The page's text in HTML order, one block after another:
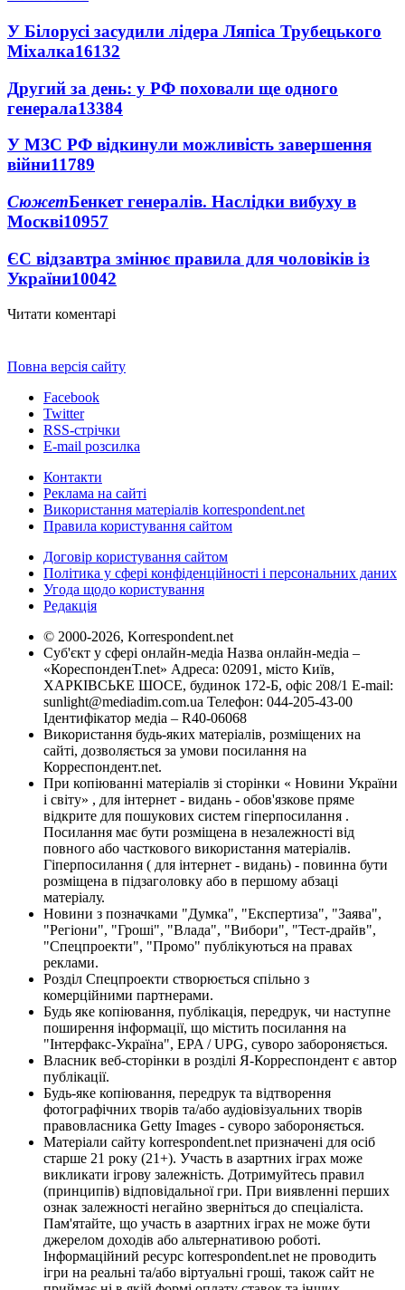
У Білорусі засудили лідера Ляпіса Трубецького
Міхалка16132
Другий за день: у РФ поховали ще одного
генерала13384
У МЗС РФ відкинули можливість завершення
війни11789
СюжетБенкет генералів. Наслідки вибуху в
Москві10957
ЄС відзавтра змінює правила для чоловіків із
України10042
Читати коментарі
Повна версія сайту
Facebook
Twitter
RSS-стрічки
E-mail розсилка
Контакти
Реклама на сайті
Використання матеріалів korrespondent.net
Правила користування сайтом
Договір користування сайтом
Політика у сфері конфіденційності і персональних даних
Угода щодо користування
Редакція
© 2000-2026, Korrespondent.net
Суб'єкт у сфері онлайн-медіа Назва онлайн-медіа –
«КореспонденТ.net» Адреса: 02091, місто Київ,
ХАРКІВСЬКЕ ШОСЕ, будинок 172-Б, офіс 208/1 E-mail:
sunlight@mediadim.com.ua Телефон: 044-205-43-00
Ідентифікатор медіа – R40-06068
Використання будь-яких матеріалів, розміщених на
сайті, дозволяється за умови посилання на
Корреспондент.net.
При копіюванні матеріалів зі сторінки « Новини України
і світу» , для інтернет - видань - обов'язкове пряме
відкрите для пошукових систем гіперпосилання .
Посилання має бути розміщена в незалежності від
повного або часткового використання матеріалів.
Гіперпосилання ( для інтернет - видань) - повинна бути
розміщена в підзаголовку або в першому абзаці
матеріалу.
Новини з позначками "Думка", "Експертиза", "Заява",
"Регіони", "Гроші", "Влада", "Вибори", "Тест-драйв",
"Спецпроекти", "Промо" публікуються на правах
реклами.
Розділ Спецпроекти створюється спільно з
комерційними партнерами.
Будь яке копіювання, публікація, передрук, чи наступне
поширення інформації, що містить посилання на
"Інтерфакс-Україна", EPA / UPG, суворо забороняється.
Власник веб-сторінки в розділі Я-Корреспондент є автор
публікації.
Будь-яке копіювання, передрук та відтворення
фотографічних творів та/або аудіовізуальних творів
правовласника Getty Images - суворо забороняється.
Матеріали сайту korrespondent.net призначені для осіб
старше 21 року (21+). Участь в азартних іграх може
викликати ігрову залежність. Дотримуйтесь правил
(принципів) відповідальної гри. При виявленні перших
ознак залежності негайно зверніться до спеціаліста.
Пам'ятайте, що участь в азартних іграх не може бути
джерелом доходів або альтернативою роботі.
Інформаційний ресурс korrespondent.net не проводить
ігри на реальні та/або віртуальні гроші, також сайт не